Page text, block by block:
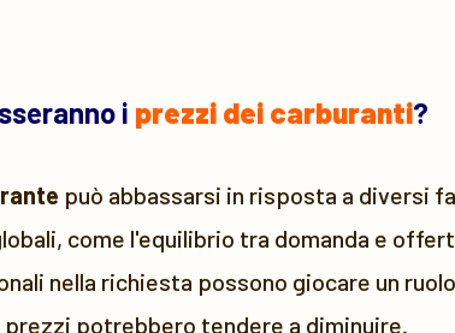
i prezzi dei carburanti?
può abbassarsi in risposta a diversi
come l'equilibrio tra domanda e
nella richiesta possono giocare un
prezzi potrebbero tendere a diminuire.